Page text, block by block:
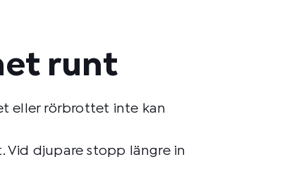
runt
eller rörbrottet inte kan
Vid djupare stopp längre in